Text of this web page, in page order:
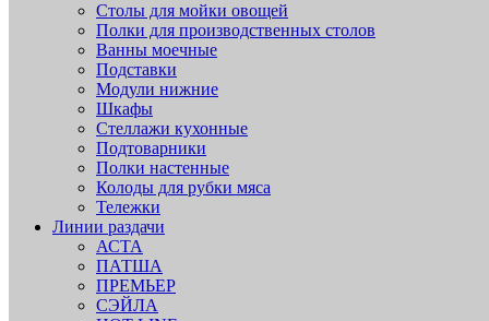
Столы для мойки овощей
Полки для производственных столов
Ванны моечные
Подставки
Модули нижние
Шкафы
Стеллажи кухонные
Подтоварники
Полки настенные
Колоды для рубки мяса
Тележки
Линии раздачи
АСТА
ПАТША
ПРЕМЬЕР
СЭЙЛА